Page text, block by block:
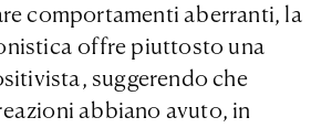
comportamenti aberranti, la
offre piuttosto una
suggerendo che
abbiano avuto, in